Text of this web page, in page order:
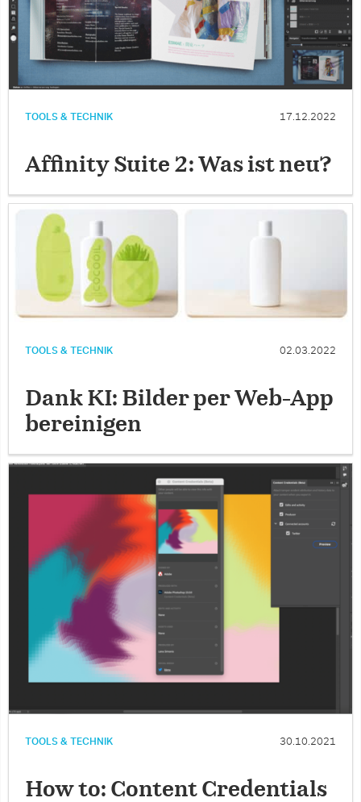
TOOLS & TECHNIK 17.12.2022
Affinity Suite 2: Was ist neu?
TOOLS & TECHNIK 02.03.2022
Dank KI: Bilder per Web-App
bereinigen
TOOLS & TECHNIK 30.10.2021
How to: Content Credentials